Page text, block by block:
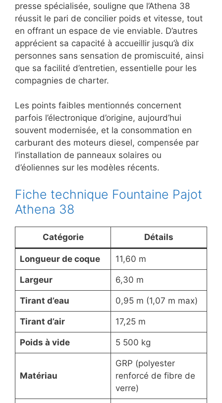
presse spécialisée, souligne que l’Athena 38
réussit le pari de concilier poids et vitesse, tout
en offrant un espace de vie enviable. D’autres
apprécient sa capacité à accueillir jusqu’à dix
personnes sans sensation de promiscuité, ainsi
que sa facilité d’entretien, essentielle pour les
compagnies de charter.
Les points faibles mentionnés concernent
parfois l’électronique d’origine, aujourd’hui
souvent modernisée, et la consommation en
carburant des moteurs diesel, compensée par
l’installation de panneaux solaires ou
d’éoliennes sur les modèles récents.
Fiche technique Fountaine Pajot
Athena 38
Catégorie Détails
Longueur de coque 11,60 m
Largeur 6,30 m
Tirant d’eau 0,95 m (1,07 m max)
Tirant d’air 17,25 m
Poids à vide 5 500 kg
Matériau
GRP (polyester
renforcé de fibre de
verre)